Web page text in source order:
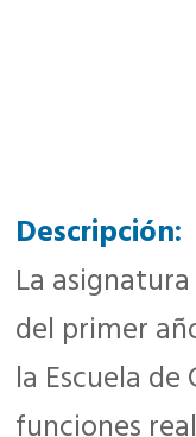
Descripción:
La
del primer
la Escuela